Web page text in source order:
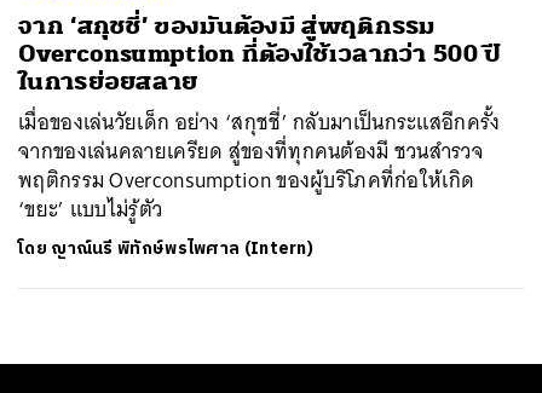
จาก ‘สกุชชี่’ ของมันต้องมี สู่พฤติกรรม
Overconsumption ที่ต้องใช้เวลากว่า 500 ปี
ในการย่อยสลาย
เมื่อของเล่นวัยเด็ก อย่าง ‘สกุชชี่’ กลับมาเป็นกระแสอีกครั้ง
จากของเล่นคลายเครียด สู่ของที่ทุกคนต้องมี ชวนสำรวจ
พฤติกรรม Overconsumption ของผู้บริโภคที่ก่อให้เกิด
‘ขยะ’ แบบไม่รู้ตัว
โดย ญาณ์นรี พิทักษ์พรไพศาล (Intern)